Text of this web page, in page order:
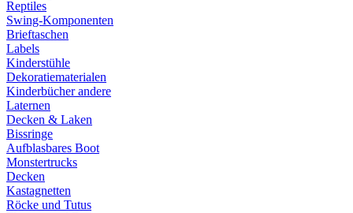
Reptiles
Swing-Komponenten
Brieftaschen
Labels
Kinderstühle
Dekoratiematerialen
Kinderbücher andere
Laternen
Decken & Laken
Bissringe
Aufblasbares Boot
Monstertrucks
Decken
Kastagnetten
Röcke und Tutus